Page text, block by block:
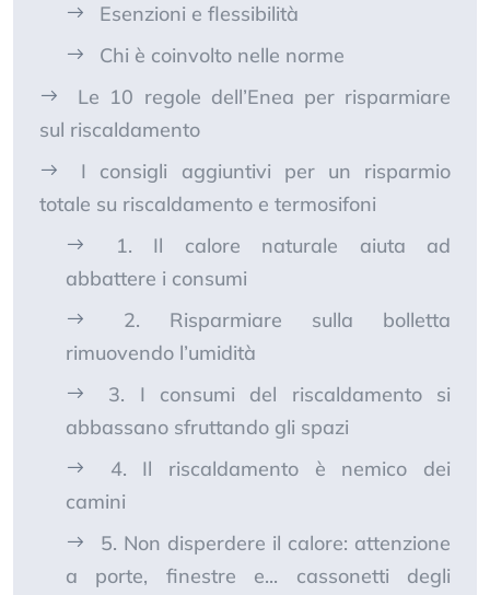
Esenzioni e flessibilità
Chi è coinvolto nelle norme
Le 10 regole dell’Enea per risparmiare
sul riscaldamento
I consigli aggiuntivi per un risparmio
totale su riscaldamento e termosifoni
1. Il calore naturale aiuta ad
abbattere i consumi
2. Risparmiare sulla bolletta
rimuovendo l’umidità
3. I consumi del riscaldamento si
abbassano sfruttando gli spazi
4. Il riscaldamento è nemico dei
camini
5. Non disperdere il calore: attenzione
a porte, finestre e... cassonetti degli